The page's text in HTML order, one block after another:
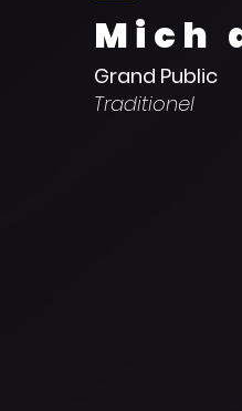
Mich
Grand Public
Traditionel